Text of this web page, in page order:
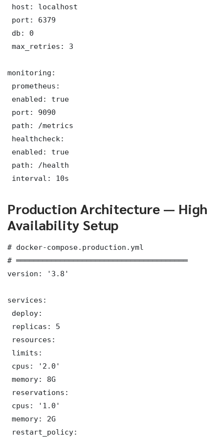
host: localhost
port: 6379
db: 0
max_retries: 3
monitoring:
prometheus:
enabled: true
port: 9090
path: /metrics
healthcheck:
enabled: true
path: /health
interval: 10s
Production Architecture — High
Availability Setup
# docker-compose.production.yml
# ═══════════════════════════════════════
version: '3.8'
services:
deploy:
replicas: 5
resources:
limits:
cpus: '2.0'
memory: 8G
reservations:
cpus: '1.0'
memory: 2G
restart_policy: